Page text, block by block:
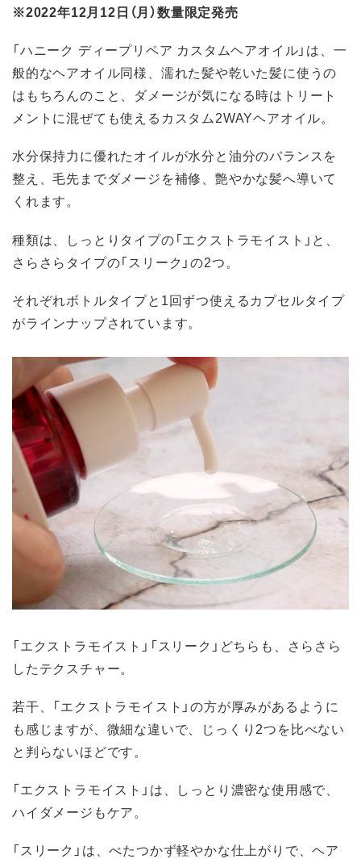
※2022年12月12日（月）数量限定発売
「ハニーク ディープリペア カスタムヘアオイル」は、一
般的なヘアオイル同様、濡れた髪や乾いた髪に使うの
はもちろんのこと、ダメージが気になる時はトリート
メントに混ぜても使えるカスタム2WAYヘアオイル。
水分保持力に優れたオイルが水分と油分のバランスを
整え、毛先までダメージを補修、艶やかな髪へ導いて
くれます。
種類は、しっとりタイプの「エクストラモイスト」と、
さらさらタイプの「スリーク」の2つ。
それぞれボトルタイプと1回ずつ使えるカプセルタイプ
がラインナップされています。
「エクストラモイスト」「スリーク」どちらも、さらさら
したテクスチャー。
若干、「エクストラモイスト」の方が厚みがあるように
も感じますが、微細な違いで、じっくり2つを比べない
と判らないほどです。
「エクストラモイスト」は、しっとり濃密な使用感で、
ハイダメージもケア。
「スリーク」は、べたつかず軽やかな仕上がりで、ヘア